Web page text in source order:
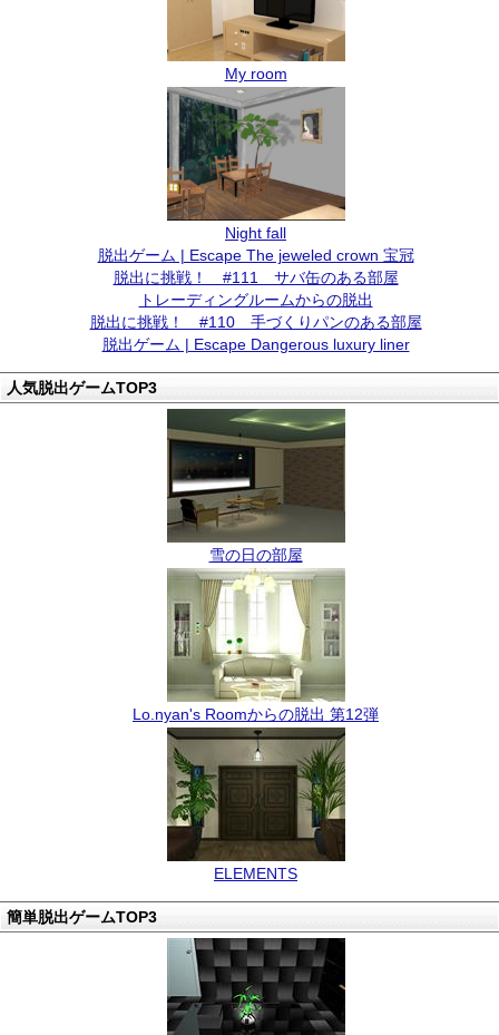
My room
Night fall
脱出ゲーム | Escape The jeweled crown 宝冠
脱出に挑戦！ #111 サバ缶のある部屋
トレーディングルームからの脱出
脱出に挑戦！ #110 手づくりパンのある部屋
脱出ゲーム | Escape Dangerous luxury liner
人気脱出ゲームTOP3
雪の日の部屋
Lo.nyan's Roomからの脱出 第12弾
ELEMENTS
簡単脱出ゲームTOP3